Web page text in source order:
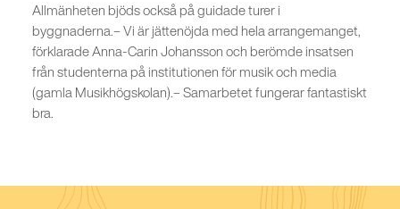
Allmänheten bjöds också på guidade turer i
byggnaderna.– Vi är jättenöjda med hela arrangemanget,
förklarade Anna-Carin Johansson och berömde insatsen
från studenterna på institutionen för musik och media
(gamla Musikhögskolan).– Samarbetet fungerar fantastiskt
bra.